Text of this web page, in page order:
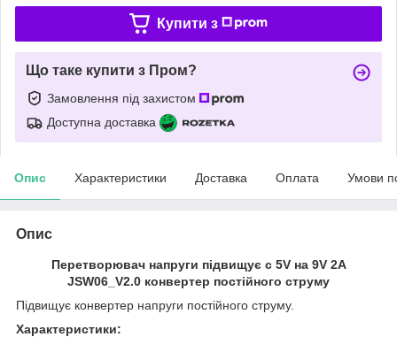
Купити з
Що таке купити з Пром?
Замовлення під захистом
Доступна доставка
Опис Характеристики Доставка Оплата Умови
Опис
Перетворювач напруги підвищує c 5V на 9V 2А
JSW06_V2.0 конвертер постійного струму
Підвищує конвертер напруги постійного струму.
Характеристики: